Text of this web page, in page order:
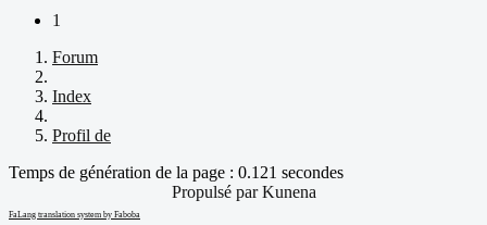
1
Forum
Index
Profil de
Temps de génération de la page : 0.121 secondes
Propulsé parKunena
FaLang translation system by Faboba